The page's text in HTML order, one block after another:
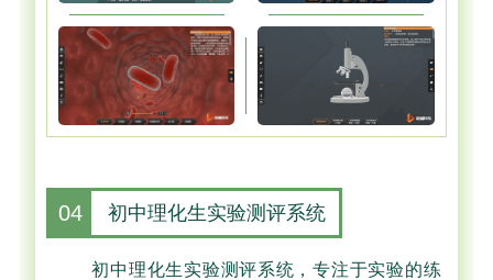
04 初中理化生实验测评系统
初中理化生实验测评系统，专注于实验的练